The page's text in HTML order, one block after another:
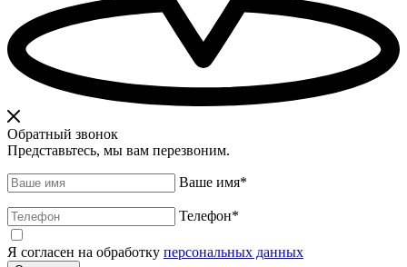
Обратный звонок
Представьтесь, мы вам перезвоним.
Ваше имя*
Телефон*
Я согласен на обработку персональных данных